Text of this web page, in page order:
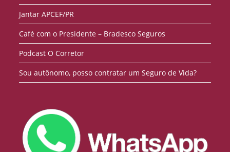
Jantar APCEF/PR
Café com o Presidente – Bradesco Seguros
Podcast O Corretor
Sou autônomo, posso contratar um Seguro de Vida?